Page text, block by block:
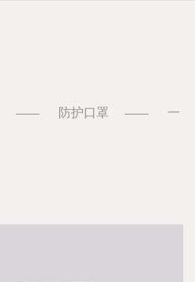
防护口罩
一